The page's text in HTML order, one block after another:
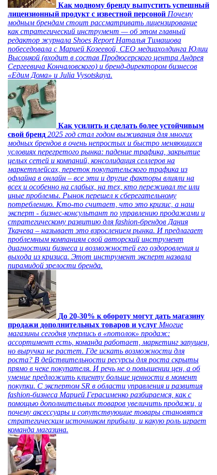
Как модному бренду выпустить успешный
лицензионный продукт с известной персоной Почему
модным брендам стоит рассматривать лицензирование
как стратегический инструмент — об этом главный
редактор журнала Shoes Report Наталья Тимашова
побеседовала с Марией Козеевой, СЕО медиахолдинга Юлии
Высоцкой (входит в состав Продюсерского центра Андрея
Сергеевича Кончаловского) и бренд-директором бизнесов
«Едим Дома» и Julia Vysotskaya.
Как усилить и сделать более устойчивым
свой бренд 2025 год стал годом выживания для многих
модных брендов в очень непростых и быстро меняющихся
условиях перегретого рынка: падение трафика, закрытие
целых сетей и компаний, консолидация селлеров на
маркетплейсах, переток покупательского трафика из
офлайна в онлайн – все эти и другие факторы влияли на
всех и особенно на слабых, на тех, кто переживал те или
иные проблемы. Рынок перешел к сберегательному
потреблению. Кто-то считает, что это кризис, а наш
эксперт - бизнес-консультант по управлению продажами и
стратегическому развитию для fashion-брендов Дания
Ткачева – называет это взрослением рынка. И предлагает
проблемным компаниям свой авторский инструмент
диагностики бизнеса и возможностей его оздоровления и
выхода из кризиса. Этот инструмент эксперт назвала
пирамидой зрелости бренда.
До 20-30% к обороту могут дать магазину
продажи дополнительных товаров и услуг Многие
магазины сегодня уперлись в «потолок» продаж:
ассортимент есть, команда работает, маркетинг запущен,
но выручка не растет. Где искать возможности для
роста? В действительности ресурсы для роста скрыты
прямо в чеке покупателя. И речь не о повышении цен, а об
умение предложить клиенту больше ценности в момент
покупки. С экспертом SR в области управления и развития
fashion-бизнеса Марией Герасименко разбираемся, как с
помощью дополнительных товаров увеличить продажи, и
почему аксессуары и сопутствующие товары становятся
стратегическим источником прибыли, и какую роль играет
команда магазина.